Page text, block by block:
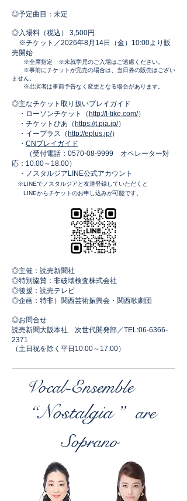
◎予定曲目：未定
◎入場料（税込） 3,500円
※チケット／2026年8月14日（金）10:00より販
売開始
※全席指定 ※未就学児のご入場はご遠慮ください。
※事前にチケットが完売の場合は、当日券の販売はござい
ません。
※出演者は事前予告なく変更となる場合があります。
◎主なチケット取り扱いプレイガイド
・ローソンチケット
（ http://l-tike.com/）
・チケットぴあ（ https://t.pia.jp/）
・イープラス（ http://eplus.jp/）
・ CNプレイガイド
（受付電話：0570-08-9999​ オペレーター対
応：10:00～18:00）
・ノスタルジアLINE公式アカウント
※LINEでノスタルジアと友達登録していただく と
LINEからチケットのお申し込みが可能です。​
◎主催：読売新聞社
◎特別協賛：非破壊検査株式会社
◎後援：読売テレビ
◎企画 ：特非）関西芸術振興会・関西歌劇団
◎お問合せ
読売新聞大阪本社 次世代開発部／TEL:06-6366-
2371
​（土日祝を除く平日10:00～17:00）
​Vocal-Ensemble
“Nostalgia ” are
Soprano